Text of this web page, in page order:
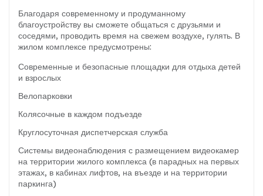
Благодаря современному и продуманному
благоустройству вы сможете общаться с друзьями и
соседями, проводить время на свежем воздухе, гулять. В
жилом комплексе предусмотрены:
Современные и безопасные площадки для отдыха детей
и взрослых
Велопарковки
Колясочные в каждом подъезде
Круглосуточная диспетчерская служба
Системы видеонаблюдения с размещением видеокамер
на территории жилого комплекса (в парадных на первых
этажах, в кабинах лифтов, на въезде и на территории
паркинга)